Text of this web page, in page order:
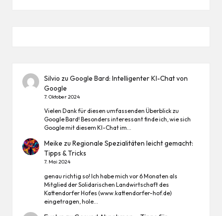
Silvio zuGoogle Bard: Intelligenter KI-Chat von
Google
7. Oktober 2024
Vielen Dank für diesen umfassenden Überblick zu
Google Bard! Besonders interessant finde ich, wie sich
Google mit diesem KI-Chat im…
Meike zuRegionale Spezialitäten leicht gemacht:
Tipps & Tricks
7. Mai 2024
genau richtig so! Ich habe mich vor 6 Monaten als
Mitglied der Solidarischen Landwirtschaft des
Kattendorfer Hofes (www.kattendorfer-hof.de)
eingetragen, hole…